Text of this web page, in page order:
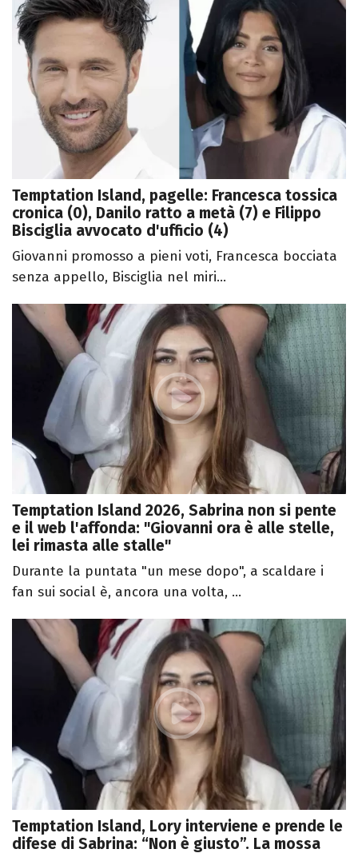
Temptation Island, pagelle: Francesca tossica
cronica (0), Danilo ratto a metà (7) e Filippo
Bisciglia avvocato d'ufficio (4)
Giovanni promosso a pieni voti, Francesca bocciata
senza appello, Bisciglia nel miri...
Temptation Island 2026, Sabrina non si pente
e il web l'affonda: "Giovanni ora è alle stelle,
lei rimasta alle stalle"
Durante la puntata "un mese dopo", a scaldare i
fan sui social è, ancora una volta, ...
Temptation Island, Lory interviene e prende le
difese di Sabrina: “Non è giusto”. La mossa